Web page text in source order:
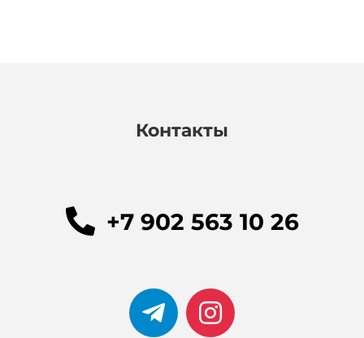
Контакты
+7 902 563 10 26